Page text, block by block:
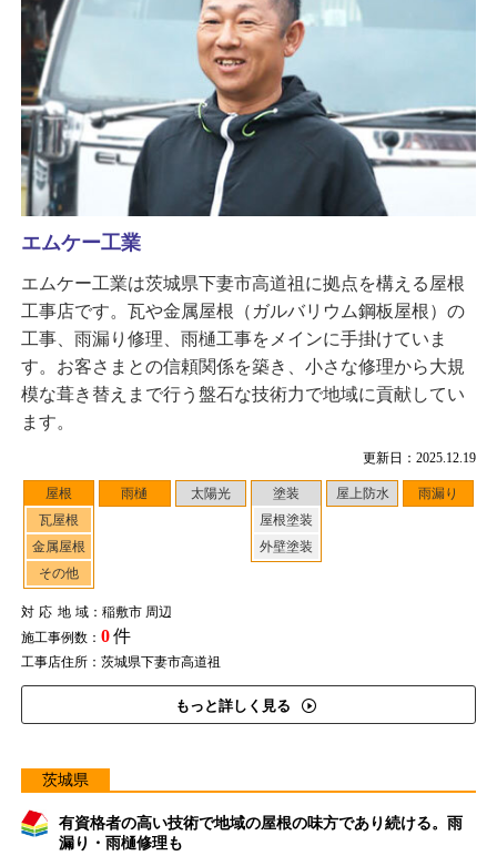
更新日：2025.12.19
屋根
瓦屋根
金属屋根
その他
雨樋 太陽光
塗装
屋根塗装
外壁塗装
屋上防水 雨漏り
対応地域：稲敷市 周辺
施工事例数： 0件
工事店住所：茨城県下妻市高道祖
もっと詳しく見る
エムケー工業
エムケー工業は茨城県下妻市高道祖に拠点を構える屋根
工事店です。瓦や金属屋根（ガルバリウム鋼板屋根）の
工事、雨漏り修理、雨樋工事をメインに手掛けていま
す。お客さまとの信頼関係を築き、小さな修理から大規
模な葺き替えまで行う盤石な技術力で地域に貢献してい
ます。
茨城県
有資格者の高い技術で地域の屋根の味方であり続ける。雨
漏り・雨樋修理も